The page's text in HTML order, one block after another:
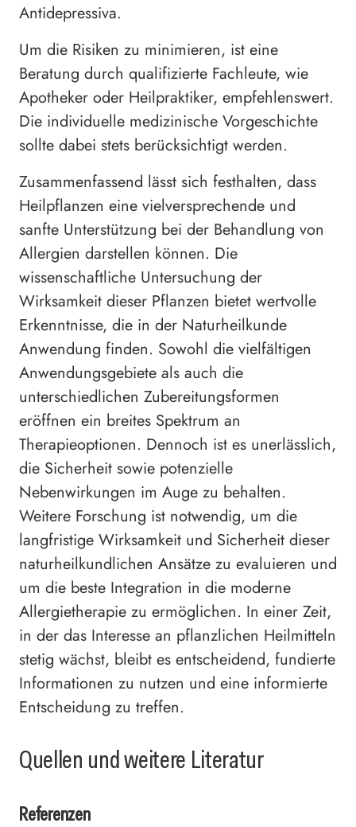
Antidepressiva.
Um die Risiken zu minimieren, ist eine
Beratung durch qualifizierte Fachleute, wie
Apotheker oder Heilpraktiker, empfehlenswert.
Die individuelle medizinische Vorgeschichte
sollte dabei stets berücksichtigt werden.
Zusammenfassend lässt sich festhalten, dass
Heilpflanzen eine vielversprechende und
sanfte Unterstützung bei der Behandlung von
Allergien darstellen können. Die
wissenschaftliche Untersuchung der
Wirksamkeit dieser Pflanzen bietet wertvolle
Erkenntnisse, die in der Naturheilkunde
Anwendung finden. Sowohl die vielfältigen
Anwendungsgebiete als auch die
unterschiedlichen Zubereitungsformen
eröffnen ein breites Spektrum an
Therapieoptionen. Dennoch ist es unerlässlich,
die Sicherheit sowie potenzielle
Nebenwirkungen im Auge zu behalten.
Weitere Forschung ist notwendig, um die
langfristige Wirksamkeit und Sicherheit dieser
naturheilkundlichen Ansätze zu evaluieren und
um die beste Integration in die moderne
Allergietherapie zu ermöglichen. In einer Zeit,
in der das Interesse an pflanzlichen Heilmitteln
stetig wächst, bleibt es entscheidend, fundierte
Informationen zu nutzen und eine informierte
Entscheidung zu treffen.
Quellen und weitere Literatur
Referenzen